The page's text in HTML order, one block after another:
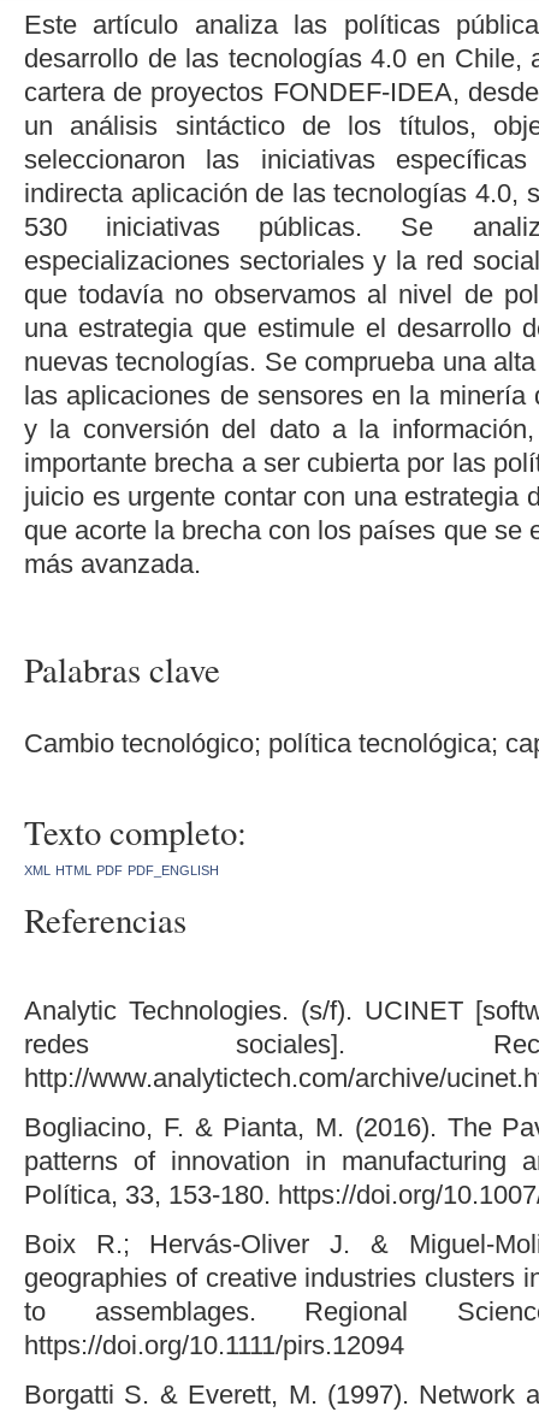
Este artículo analiza las políticas
desarrollo de las tecnologías 4.0 en Chile,
cartera de proyectos FONDEF-IDEA,
un análisis sintáctico de los títulos,
seleccionaron las iniciativas
indirecta aplicación de las tecnologías 4.0,
530 iniciativas públicas. Se
especializaciones sectoriales y la red
que todavía no observamos al nivel de
una estrategia que estimule el desarrollo
nuevas tecnologías. Se comprueba una
las aplicaciones de sensores en la minería
y la conversión del dato a la
importante brecha a ser cubierta por las
juicio es urgente contar con una estrategia
que acorte la brecha con los países que se
más avanzada.
Palabras clave
Cambio tecnológico; política tecnológica;
Texto completo:
XML HTML PDF PDF_ENGLISH
Referencias
Analytic Technologies. (s/f). UCINET
redes sociales].
http://www.analytictech.com/archive/
Bogliacino, F. & Pianta, M. (2016). The
patterns of innovation in manufacturing
Política, 33, 153-180. https://doi.org/
Boix R.; Hervás-Oliver J. & Miguel-
geographies of creative industries clusters
to assemblages. Regional
https://doi.org/10.1111/pirs.12094
Borgatti S. & Everett, M. (1997). Network